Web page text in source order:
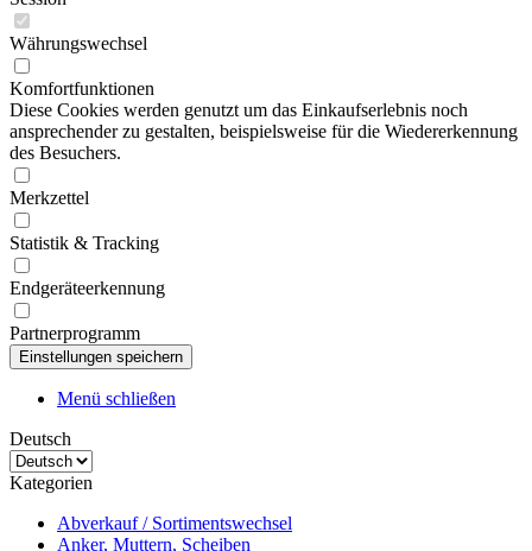
Währungswechsel
Komfortfunktionen
Diese Cookies werden genutzt um das Einkaufserlebnis noch
ansprechender zu gestalten, beispielsweise für die Wiedererkennung
des Besuchers.
Merkzettel
Statistik & Tracking
Endgeräteerkennung
Partnerprogramm
Menü schließen
Deutsch
Kategorien
Abverkauf / Sortimentswechsel
Anker, Muttern, Scheiben